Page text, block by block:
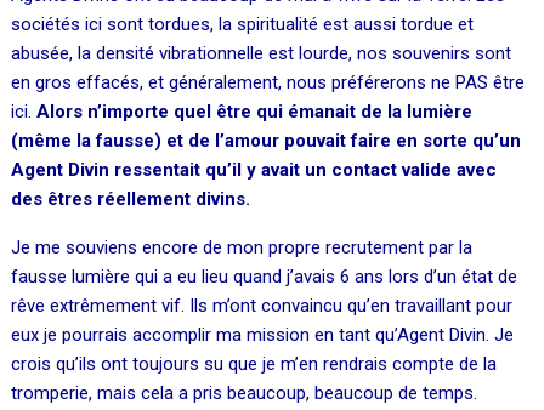
sociétés ici sont tordues, la spiritualité est aussi tordue et
abusée, la densité vibrationnelle est lourde, nos souvenirs sont
en gros effacés, et généralement, nous préférerons ne PAS être
ici.Alors n’importe quel être qui émanait de la lumière
(même la fausse) et de l’amour pouvait faire en sorte qu’un
Agent Divin ressentait qu’il y avait un contact valide avec
des êtres réellement divins.
Je me souviens encore de mon propre recrutement par la
fausse lumière qui a eu lieu quand j’avais 6 ans lors d’un état de
rêve extrêmement vif. Ils m’ont convaincu qu’en travaillant pour
eux je pourrais accomplir ma mission en tant qu’Agent Divin. Je
crois qu’ils ont toujours su que je m’en rendrais compte de la
tromperie, mais cela a pris beaucoup, beaucoup de temps.